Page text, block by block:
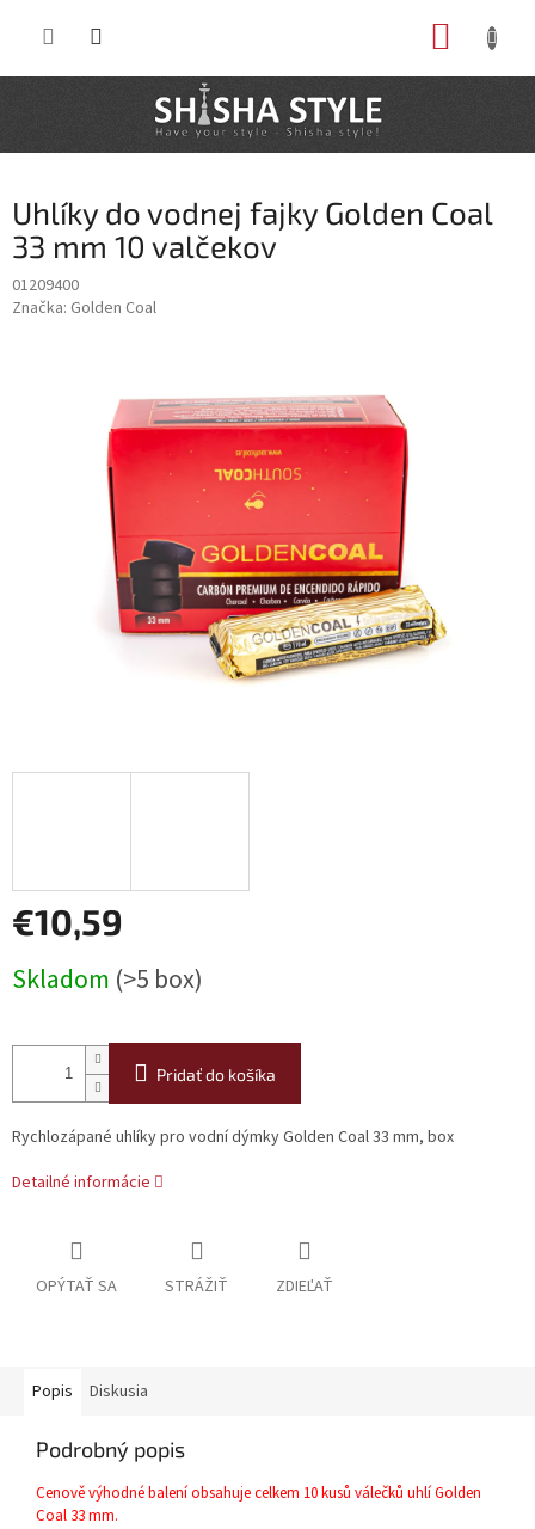
Uhlíky do vodnej fajky Golden Coal
33 mm 10 valčekov
01209400
Značka: Golden Coal
€10,59
cena:
Skladom (>5 box)
Pridať do košíka
Rychlozápané uhlíky pro vodní dýmky Golden Coal 33 mm, box
Detailné informácie
OPÝTAŤ SA STRÁŽIŤ ZDIEĽAŤ
Popis Diskusia
Podrobný popis
Cenově výhodné balení obsahuje celkem 10 kusů válečků uhlí Golden
Coal 33 mm.